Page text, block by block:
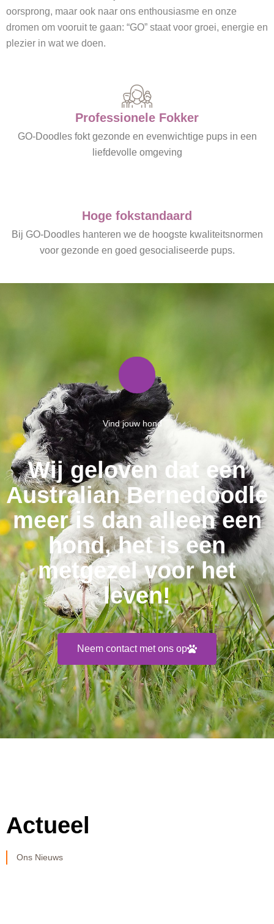
oorsprong, maar ook naar ons enthousiasme en onze
dromen om vooruit te gaan: “GO” staat voor groei, energie en
plezier in wat we doen.
Professionele Fokker
GO-Doodles fokt gezonde en evenwichtige pups in een
liefdevolle omgeving
Hoge fokstandaard
Bij GO-Doodles hanteren we de hoogste kwaliteitsnormen
voor gezonde en goed gesocialiseerde pups.
Vind jouw hond
Wij geloven dat een
Australian Bernedoodle
meer is dan alleen een
hond, het is een
metgezel voor het
leven!
Neem contact met ons op
Actueel
Ons Nieuws